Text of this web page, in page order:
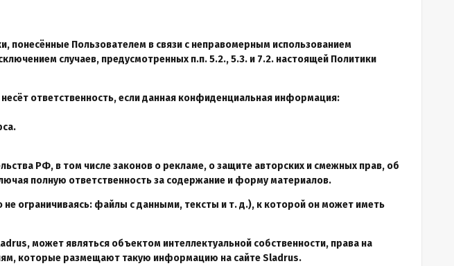
понесённые Пользователем в связи с неправомерным использованием
случаев, предусмотренных п.п. 5.2., 5.3. и 7.2. настоящей Политики
ответственность, если данная конфиденциальная информация:
РФ, в том числе законов о рекламе, о защите авторских и смежных прав, об
полную ответственность за содержание и форму материалов.
ограничиваясь: файлы с данными, тексты и т. д.), к которой он может иметь
может являться объектом интеллектуальной собственности, права на
которые размещают такую информацию на сайте Sladrus.